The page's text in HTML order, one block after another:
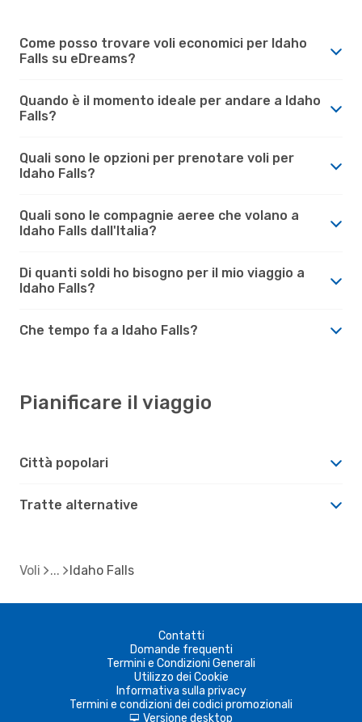
Come posso trovare voli economici per Idaho
Falls su eDreams?
Quando è il momento ideale per andare a Idaho
Falls?
Quali sono le opzioni per prenotare voli per
Idaho Falls?
Quali sono le compagnie aeree che volano a
Idaho Falls dall'Italia?
Di quanti soldi ho bisogno per il mio viaggio a
Idaho Falls?
Che tempo fa a Idaho Falls?
Pianificare il viaggio
Città popolari
Tratte alternative
Voli Idaho Falls
Contatti
Domande frequenti
Termini e Condizioni Generali
Utilizzo dei Cookie
Informativa sulla privacy
Termini e condizioni dei codici promozionali
d Versione desktop